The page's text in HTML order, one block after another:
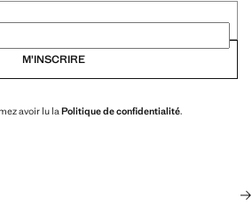
M’INSCRIRE
avoir lu la Politique de confidentialité.